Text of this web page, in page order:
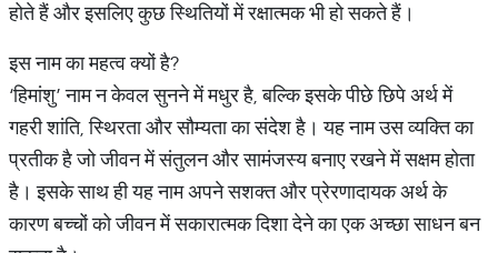
होते हैं और इसलिए कुछ स्थितियों में रक्षात्मक भी हो सकते हैं।
इस नाम का महत्व क्यों है?
‘हिमांशु’ नाम न केवल सुनने में मधुर है, बल्कि इसके पीछे छिपे अर्थ में
गहरी शांति, स्थिरता और सौम्यता का संदेश है। यह नाम उस व्यक्ति का
प्रतीक है जो जीवन में संतुलन और सामंजस्य बनाए रखने में सक्षम होता
है। इसके साथ ही यह नाम अपने सशक्त और प्रेरणादायक अर्थ के
कारण बच्चों को जीवन में सकारात्मक दिशा देने का एक अच्छा साधन बन